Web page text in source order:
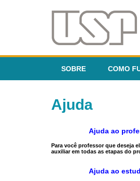
SOBRE COMO
Ajuda
Ajuda ao
Para você professor que deseja
auxiliar em todas as etapas do
Ajuda ao